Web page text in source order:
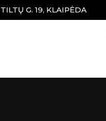
G. 19, KLAIPĖDA